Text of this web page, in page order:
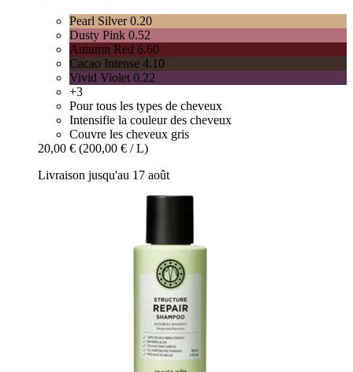
Pearl Silver 0.20
Dusty Pink 0.52
Autumn Red 6.60
Cacao Intense 4.10
Vivid Violet 0.22
+3
Pour tous les types de cheveux
Intensifie la couleur des cheveux
Couvre les cheveux gris
20,00 € (200,00 € / L)
Livraison jusqu'au 17 août